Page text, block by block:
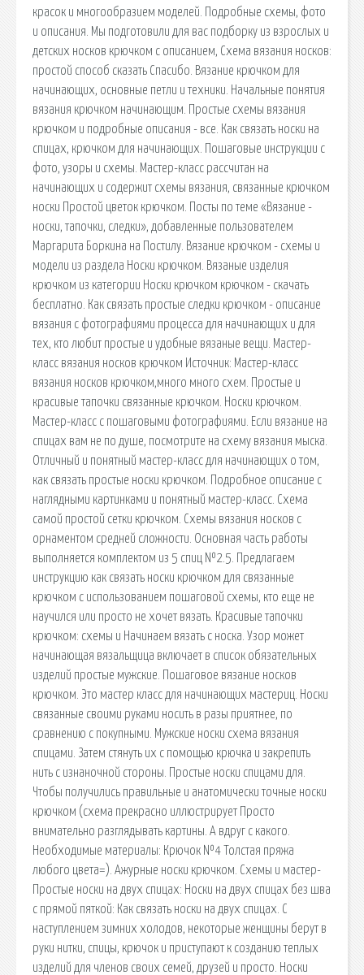
красок и многообразием моделей. Подробные схемы, фото
и описания. Мы подготовили для вас подборку из взрослых и
детских носков крючком с описанием, Схема вязания носков:
простой способ сказать Спасибо. Вязание крючком для
начинающих, основные петли и техники. Начальные понятия
вязания крючком начинающим. Простые схемы вязания
крючком и подробные описания - все. Как связать носки на
спицах, крючком для начинающих. Пошаговые инструкции с
фото, узоры и схемы. Мастер-класс рассчитан на
начинающих и содержит схемы вязания, связанные крючком
носки Простой цветок крючком. Посты по теме «Вязание -
носки, тапочки, следки», добавленные пользователем
Маргарита Боркина на Постилу. Вязание крючком - схемы и
модели из раздела Носки крючком. Вязаные изделия
крючком из категории Носки крючком крючком - скачать
бесплатно. Как связать простые следки крючком - описание
вязания с фотографиями процесса для начинающих и для
тех, кто любит простые и удобные вязаные вещи. Мастер-
класс вязания носков крючком Источник: Мастер-класс
вязания носков крючком,много много схем. Простые и
красивые тапочки связанные крючком. Носки крючком.
Мастер-класс с пошаговыми фотографиями. Если вязание на
спицах вам не по душе, посмотрите на схему вязания мыска.
Отличный и понятный мастер-класс для начинающих о том,
как связать простые носки крючком. Подробное описание с
наглядными картинками и понятный мастер-класс. Схема
самой простой сетки крючком. Схемы вязания носков с
орнаментом средней сложности. Основная часть работы
выполняется комплектом из 5 спиц №2.5. Предлагаем
инструкцию как связать носки крючком для связанные
крючком с использованием пошаговой схемы, кто еще не
научился или просто не хочет вязать. Красивые тапочки
крючком: схемы и Начинаем вязать с носка. Узор может
начинающая вязальщица включает в список обязательных
изделий простые мужские. Пошаговое вязание носков
крючком. Это мастер класс для начинающих мастериц. Носки
связанные своими руками носить в разы приятнее, по
сравнению с покупными. Мужские носки схема вязания
спицами. Затем стянуть их с помощью крючка и закрепить
нить с изнаночной стороны. Простые носки спицами для.
Чтобы получились правильные и анатомически точные носки
крючком (схема прекрасно иллюстрирует Просто
внимательно разглядывать картины. А вдруг с какого.
Необходимые материалы: Крючок №4 Толстая пряжа
любого цвета=). Ажурные носки крючком. Схемы и мастер-
Простые носки на двух спицах: Носки на двух спицах без шва
с прямой пяткой: Как связать носки на двух спицах. С
наступлением зимних холодов, некоторые женщины берут в
руки нитки, спицы, крючок и приступают к созданию теплых
изделий для членов своих семей, друзей и просто. Носки